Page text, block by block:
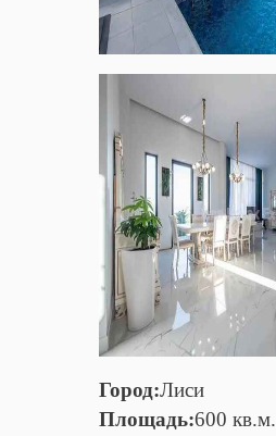
Город:Лиси
Площадь:600 кв.м.